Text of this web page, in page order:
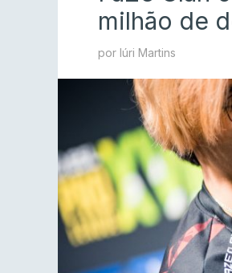
milhão de
por Iúri Martins